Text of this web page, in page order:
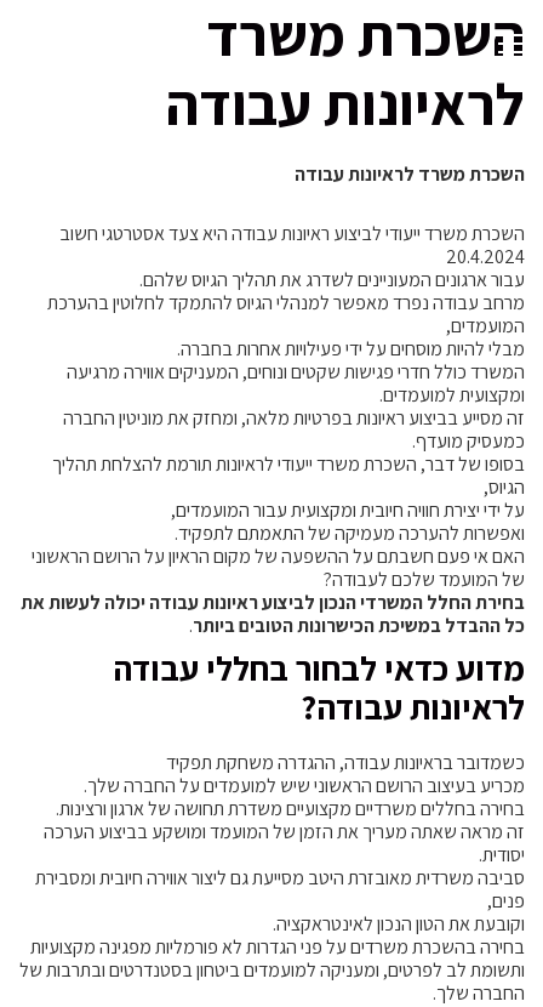
השכרת משרד
לראיונות עבודה
השכרת משרד לראיונות עבודה
השכרת משרד ייעודי לביצוע ראיונות עבודה היא צעד אסטרטגי חשוב
20.4.2024
עבור ארגונים המעוניינים לשדרג את תהליך הגיוס שלהם.
מרחב עבודה נפרד מאפשר למנהלי הגיוס להתמקד לחלוטין בהערכת
המועמדים,
מבלי להיות מוסחים על ידי פעילויות אחרות בחברה.
המשרד כולל חדרי פגישות שקטים ונוחים, המעניקים אווירה מרגיעה
ומקצועית למועמדים.
זה מסייע בביצוע ראיונות בפרטיות מלאה, ומחזק את מוניטין החברה
כמעסיק מועדף.
בסופו של דבר, השכרת משרד ייעודי לראיונות תורמת להצלחת תהליך
הגיוס,
על ידי יצירת חוויה חיובית ומקצועית עבור המועמדים,
ואפשרות להערכה מעמיקה של התאמתם לתפקיד.
האם אי פעם חשבתם על ההשפעה של מקום הראיון על הרושם הראשוני
של המועמד שלכם לעבודה?
בחירת החלל המשרדי הנכון לביצוע ראיונות עבודה יכולה לעשות את
כל ההבדל במשיכת הכישרונות הטובים ביותר.
מדוע כדאי לבחור בחללי עבודה
לראיונות עבודה?
כשמדובר בראיונות עבודה, ההגדרה משחקת תפקיד
מכריע בעיצוב הרושם הראשוני שיש למועמדים על החברה שלך.
בחירה בחללים משרדיים מקצועיים משדרת תחושה של ארגון ורצינות.
זה מראה שאתה מעריך את הזמן של המועמד ומושקע בביצוע הערכה
יסודית.
סביבה משרדית מאובזרת היטב מסייעת גם ליצור אווירה חיובית ומסבירת
פנים,
וקובעת את הטון הנכון לאינטראקציה.
בחירה בהשכרת משרדים על פני הגדרות לא פורמליות מפגינה מקצועיות
ותשומת לב לפרטים, ומעניקה למועמדים ביטחון בסטנדרטים ובתרבות של
החברה שלך.